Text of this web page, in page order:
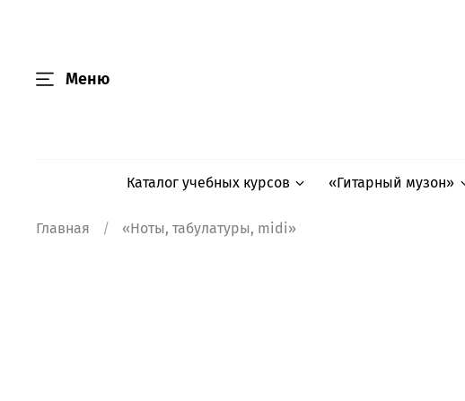
Меню
Каталог учебных курсов «Гитарный музон»
Главная «Ноты, табулатуры, midi»